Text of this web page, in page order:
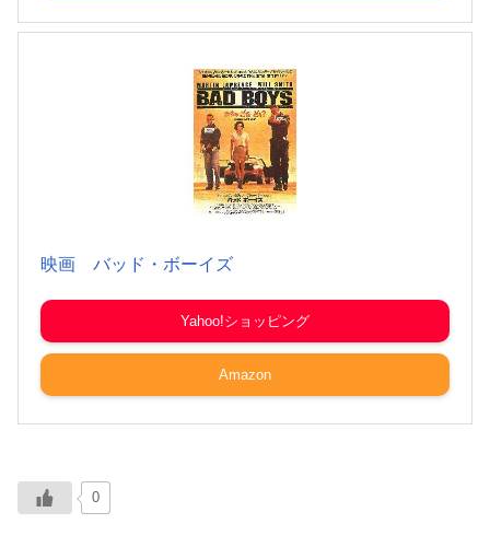
映画 バッド・ボーイズ
Yahoo!ショッピング
Amazon
0